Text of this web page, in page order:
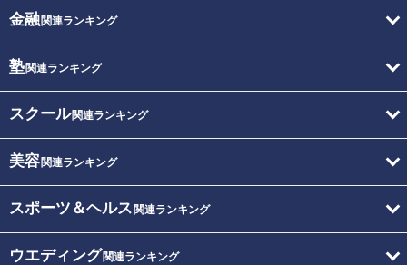
金融関連ランキング
塾関連ランキング
スクール関連ランキング
美容関連ランキング
スポーツ＆ヘルス 関連ランキング
ウエディング関連ランキング